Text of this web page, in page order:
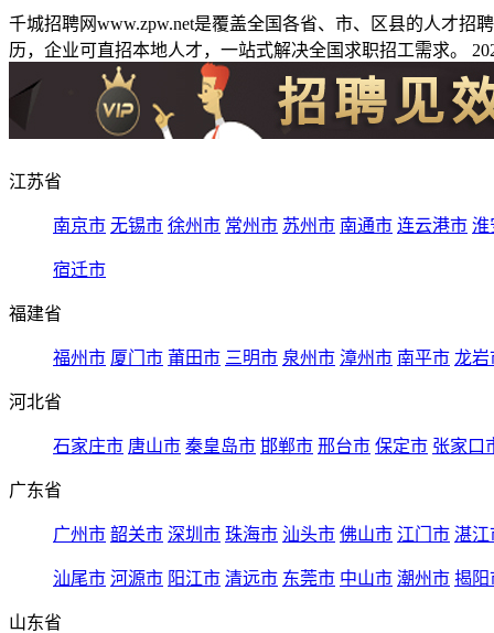
千城招聘网www.zpw.net是覆盖全国各省、市、区县的人才
历，企业可直招本地人才，一站式解决全国求职招工需求。
江苏省
南京市 无锡市 徐州市 常州市 苏州市 南通市 连云港市 淮
宿迁市
福建省
福州市 厦门市 莆田市 三明市 泉州市 漳州市 南平市 龙岩
河北省
石家庄市 唐山市 秦皇岛市 邯郸市 邢台市 保定市 张家口
广东省
广州市 韶关市 深圳市 珠海市 汕头市 佛山市 江门市 湛江
汕尾市 河源市 阳江市 清远市 东莞市 中山市 潮州市 揭阳
山东省